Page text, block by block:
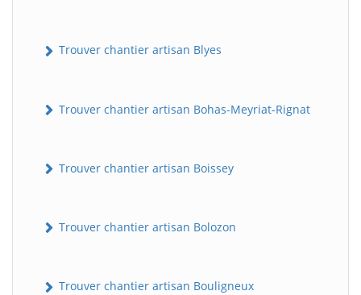
Trouver chantier artisan Blyes
Trouver chantier artisan Bohas-Meyriat-Rignat
Trouver chantier artisan Boissey
Trouver chantier artisan Bolozon
Trouver chantier artisan Bouligneux